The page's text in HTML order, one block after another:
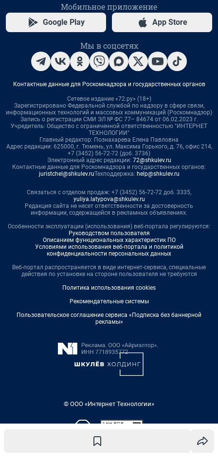
Мобильное приложение
Google Play App Store
Мы в соцсетях
Контактные данные для Роскомнадзора и государственных органов
Сетевое издание «72.ру» (18+)
Зарегистрировано Федеральной службой по надзору в сфере связи,
информационных технологий и массовых коммуникаций (Роскомнадзор)
Запись о регистрации СМИ ЭЛ № ФС 77– 84674 от 06.02.2023 г.
Учредитель: Общество с ограниченной ответственностью "ИНТЕРНЕТ
ТЕХНОЛОГИИ"
Главный редактор: Познахарева Елена Павловна
Адрес редакции: 625000, г. Тюмень, ул. Максима Горького, д. 76, офис 214,
+7 (3452) 56-72-72 (доб. 3736)
Электронный адрес редакции: 72@shkulev.ru
Контактные данные для Роскомнадзора и государственных органов:
juristchel@shkulev.ruТехподдержка: help@shkulev.ru
Связаться с отделом продаж: +7 (3452) 56-72-72 доб. 3335,
yuliya.latypova@shkulev.ru
Редакция сайта не несет ответственности за достоверность
информации, содержащейся в рекламных объявлениях.
Особенности эксплуатации (использования) веб-портала регулируются:
Руководством пользователя
Описанием функциональных характеристик ПО
Условиями использования веб-портала и политикой
конфиденциальности персональных данных
Веб-портал распространяется в виде интернет-сервиса, специальные
действия по установке на стороне пользователя не требуются
Политика использования cookies
Рекомендательные системы
Пользовательское соглашение сервиса «Подписка без баннерной
рекламы»
© ООО «Интернет Технологии»